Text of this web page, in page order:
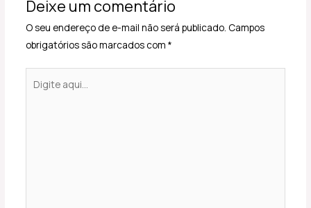
Deixe um comentário
O seu endereço de e-mail não será publicado. Campos
obrigatórios são marcados com *
aqui...